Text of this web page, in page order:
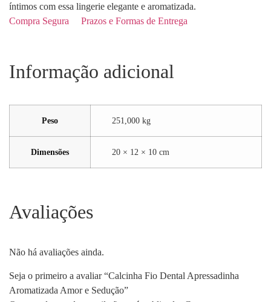
íntimos com essa lingerie elegante e aromatizada.
Compra Segura
Prazos e Formas de Entrega
Informação adicional
Peso 251,000 kg
Dimensões 20 × 12 × 10 cm
Avaliações
Não há avaliações ainda.
Seja o primeiro a avaliar “Calcinha Fio Dental Apressadinha
Aromatizada Amor e Sedução”